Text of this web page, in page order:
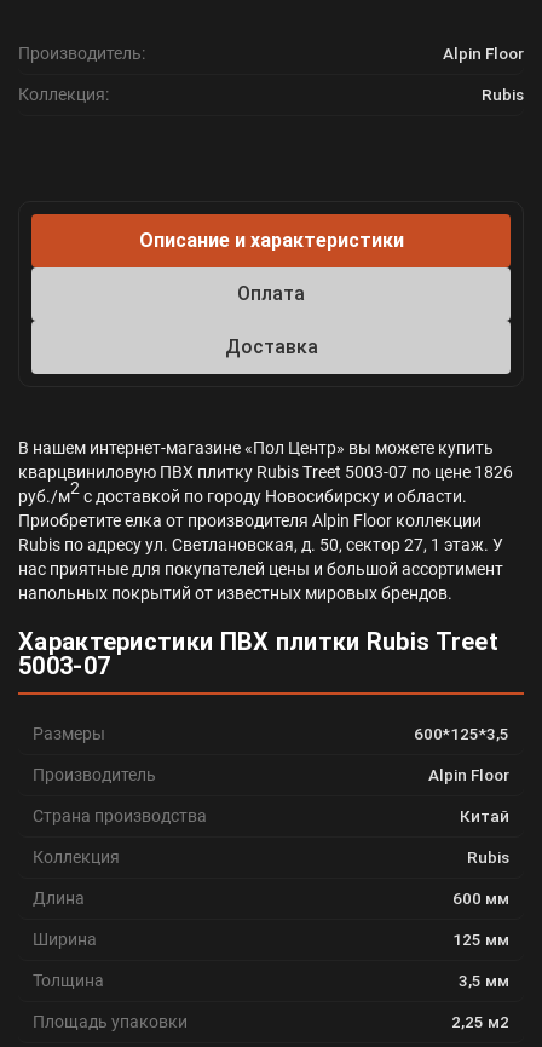
Производитель: Alpin Floor
Коллекция: Rubis
Описание и характеристики
Оплата
Доставка
В нашем интернет-магазине «Пол Центр» вы можете купить
кварцвиниловую ПВХ плитку Rubis Treet 5003-07 по цене 1826
руб./м2с доставкой по городу Новосибирску и области.
Приобретите елка от производителя Alpin Floor коллекции
Rubis по адресу ул. Светлановская, д. 50, сектор 27, 1 этаж. У
нас приятные для покупателей цены и большой ассортимент
напольных покрытий от известных мировых брендов.
Характеристики ПВХ плитки Rubis Treet
5003-07
Размеры 600*125*3,5
Производитель Alpin Floor
Страна производства Китай
Коллекция Rubis
Длина 600 мм
Ширина 125 мм
Толщина 3,5 мм
Площадь упаковки 2,25 м2